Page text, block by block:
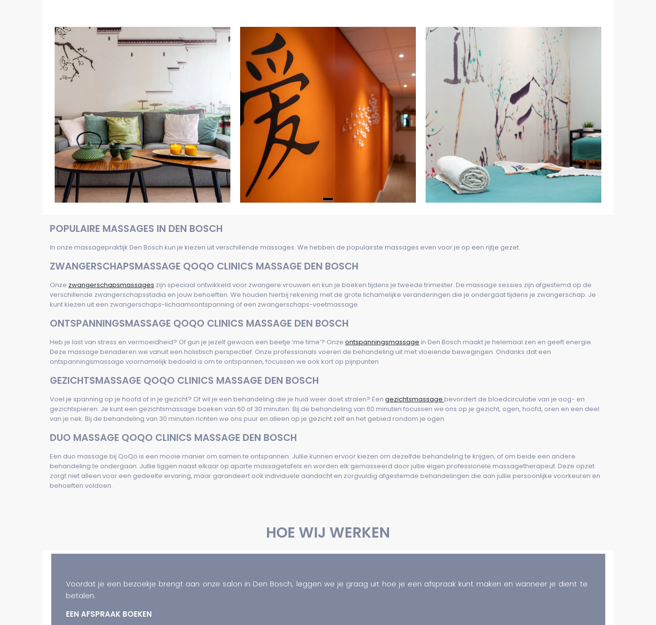
POPULAIRE MASSAGES IN DEN BOSCH
In onze massagepraktijk Den Bosch kun je kiezen uit verschillende massages. We hebben de populairste massages even voor je op een rijtje gezet.
ZWANGERSCHAPSMASSAGE QOQO CLINICS MASSAGE DEN BOSCH
Onze zwangerschapsmassages zijn speciaal ontwikkeld voor zwangere vrouwen en kun je boeken tijdens je tweede trimester. De massage sessies zijn afgestemd op de
verschillende zwangerschapsstadia en jouw behoeften. We houden hierbij rekening met de grote lichamelijke veranderingen die je ondergaat tijdens je zwangerschap. Je
kunt kiezen uit een zwangerschaps-lichaamsontspanning of een zwangerschaps-voetmassage.
ONTSPANNINGSMASSAGE QOQO CLINICS MASSAGE DEN BOSCH
Heb je last van stress en vermoeidheid? Of gun je jezelf gewoon een beetje ‘me time’? Onze ontspanningsmassage in Den Bosch maakt je helemaal zen en geeft energie.
Deze massage benaderen we vanuit een holistisch perspectief. Onze professionals voeren de behandeling uit met vloeiende bewegingen. Ondanks dat een
ontspanningsmassage voornamelijk bedoeld is om te ontspannen, focussen we ook kort op pijnpunten
GEZICHTSMASSAGE QOQO CLINICS MASSAGE DEN BOSCH
Voel je spanning op je hoofd of in je gezicht? Of wil je een behandeling die je huid weer doet stralen? Een gezichtsmassage bevordert de bloedcirculatie van je oog- en
gezichtspieren. Je kunt een gezichtsmassage boeken van 60 of 30 minuten. Bij de behandeling van 60 minuten focussen we ons op je gezicht, ogen, hoofd, oren en een deel
van je nek. Bij de behandeling van 30 minuten richten we ons puur en alleen op je gezicht zelf en het gebied rondom je ogen.
DUO MASSAGE QOQO CLINICS MASSAGE DEN BOSCH
Een duo massage bij QoQo is een mooie manier om samen te ontspannen. Jullie kunnen ervoor kiezen om dezelfde behandeling te krijgen, of om beide een andere
behandeling te ondergaan. Jullie liggen naast elkaar op aparte massagetafels en worden elk gemasseerd door jullie eigen professionele massagetherapeut. Deze opzet
zorgt niet alleen voor een gedeelte ervaring, maar garandeert ook individuele aandacht en zorgvuldig afgestemde behandelingen die aan jullie persoonlijke voorkeuren en
behoeften voldoen.
HOE WIJ WERKEN
Voordat je een bezoekje brengt aan onze salon in Den Bosch, leggen we je graag uit hoe je een afspraak kunt maken en wanneer je dient te
betalen.
EEN AFSPRAAK BOEKEN